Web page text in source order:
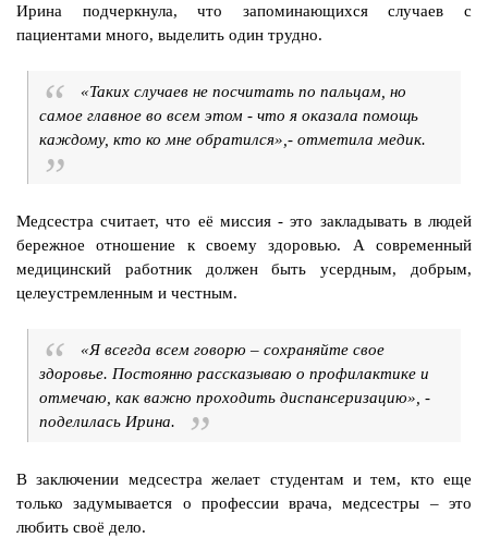
Ирина подчеркнула, что запоминающихся случаев с
пациентами много, выделить один трудно.
«Таких случаев не посчитать по пальцам, но
самое главное во всем этом - что я оказала помощь
каждому, кто ко мне обратился»,- отметила медик.
Медсестра считает, что её миссия - это закладывать в людей
бережное отношение к своему здоровью. А современный
медицинский работник должен быть усердным, добрым,
целеустремленным и честным.
«Я всегда всем говорю – сохраняйте свое
здоровье. Постоянно рассказываю о профилактике и
отмечаю, как важно проходить диспансеризацию», -
поделилась Ирина.
В заключении медсестра желает студентам и тем, кто еще
только задумывается о профессии врача, медсестры – это
любить своё дело.